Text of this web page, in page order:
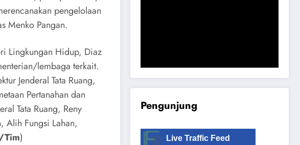
pengelolaan
Menko Pangan.
Lingkungan Hidup, Diaz
lembaga terkait.
Jenderal Tata Ruang,
Pertanahan dan
Tata Ruang, Reny
Alih Fungsi Lahan,
Tim)
Pengunjung
Live Traffic Feed